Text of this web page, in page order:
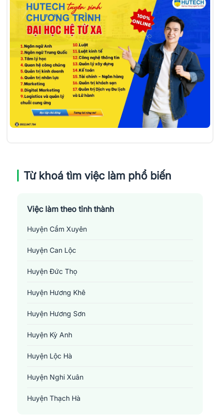
Từ khoá tìm việc làm phổ biến
Việc làm theo tỉnh thành
Huyện Cẩm Xuyên
Huyện Can Lộc
Huyện Đức Thọ
Huyện Hương Khê
Huyện Hương Sơn
Huyện Kỳ Anh
Huyện Lộc Hà
Huyện Nghi Xuân
Huyện Thạch Hà